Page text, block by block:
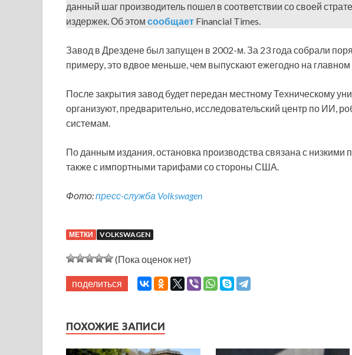
данный шаг производитель пошел в соответствии со своей
издержек. Об этом сообщает Financial Times.
Завод в Дрездене был запущен в 2002-м. За 23 года собрали
примеру, это вдвое меньше, чем выпускают ежегодно на
После закрытия завод будет передан местному Техническому
организуют, предварительно, исследовательский центр по ИИ,
системам.
По данным издания, остановка производства связана с низкими
также с импортными тарифами со стороны США.
Фото:пресс-служба Volkswagen
МЕТКИ VOLKSWAGEN
(Пока оценок нет)
поделиться
ПОХОЖИЕ ЗАПИСИ